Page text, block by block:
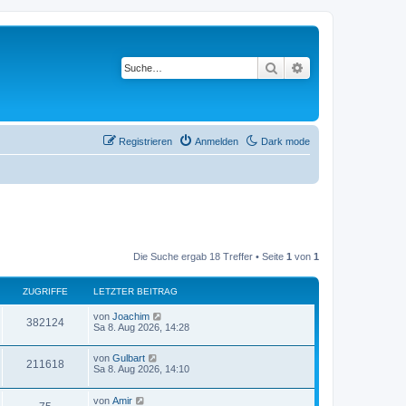
Suche
Dark mode
Anmelden
Registrieren
Die Suche ergab 18 Treffer • Seite 1 von 1
ZUGRIFFE LETZTER BEITRAG
382124Z
u
r
L
e
z
t
e
B
e
von Joachim
Sa 8. Aug 2026, 14:28
211618
u
L
e
z
t
von Gulbart
Sa 8. Aug 2026, 14:10
L
von Amir